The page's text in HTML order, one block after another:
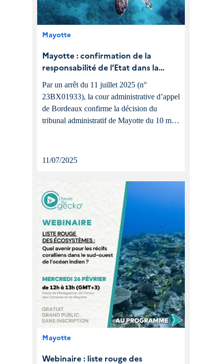
Mayotte
Mayotte : confirmation de la
responsabilité de l’Etat dans la
capture accidentelle des tortues
marines
Par un arrêt du 11 juillet 2025 (n°
23BX01933), la cour administrative d’appel
de Bordeaux confirme la décision du
tribunal administratif de Mayotte du 10 mai
accidentelle des tortues marines dans
préjudice écologique.
11/07/2025
VEILLE JURIDIQUE
Mayotte
Webinaire : liste rouge des